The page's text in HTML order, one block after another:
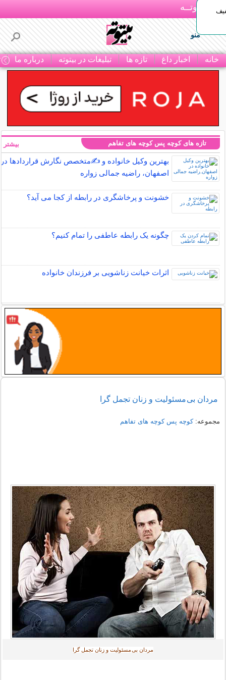
بـیتوتــه
منو
خانه اخبار داغ تازه ها تبلیغات در بیتوته درباره ما
50% تخفیف
تازه های کوچه پس کوچه های تفاهم
بهترین وکیل خانواده و ✍️متخصص نگارش قراردادها در
اصفهان، راضیه جمالی زواره
خشونت و پرخاشگری در رابطه از کجا می آید؟
چگونه یک رابطه عاطفی را تمام کنیم؟
اثرات خیانت زناشویی بر فرزندان خانواده
بیشتر
مردان بی مسئولیت و زنان تجمل گرا
مجموعه:کوچه پس کوچه های تفاهم
مردان بی مسئولیت و زنان تجمل گرا